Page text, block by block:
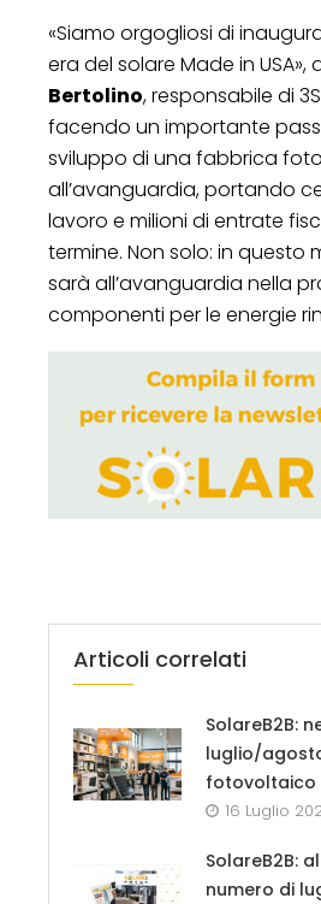
«Siamo orgogliosi di
era del solare Made in USA»,
Bertolino, responsabile di
facendo un importante
sviluppo di una fabbrica
all’avanguardia, portando
lavoro e milioni di entrate
termine. Non solo: in questo
sarà all’avanguardia nella
componenti per le energie
Articoli correlati
SolareB2B:
luglio/
fotovoltaico
16 Luglio
SolareB2B:
numero di